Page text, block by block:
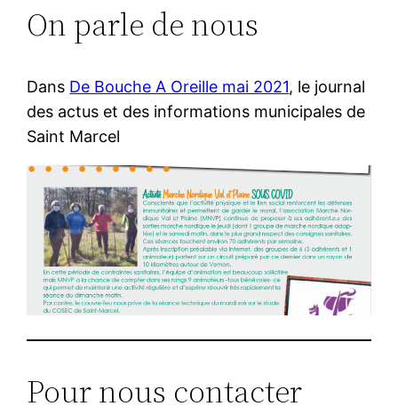
On parle de nous
Dans De Bouche A Oreille mai 2021, le journal
des actus et des informations municipales de
Saint Marcel
Pour nous contacter